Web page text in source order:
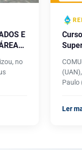
E
no
Paulo
Ler